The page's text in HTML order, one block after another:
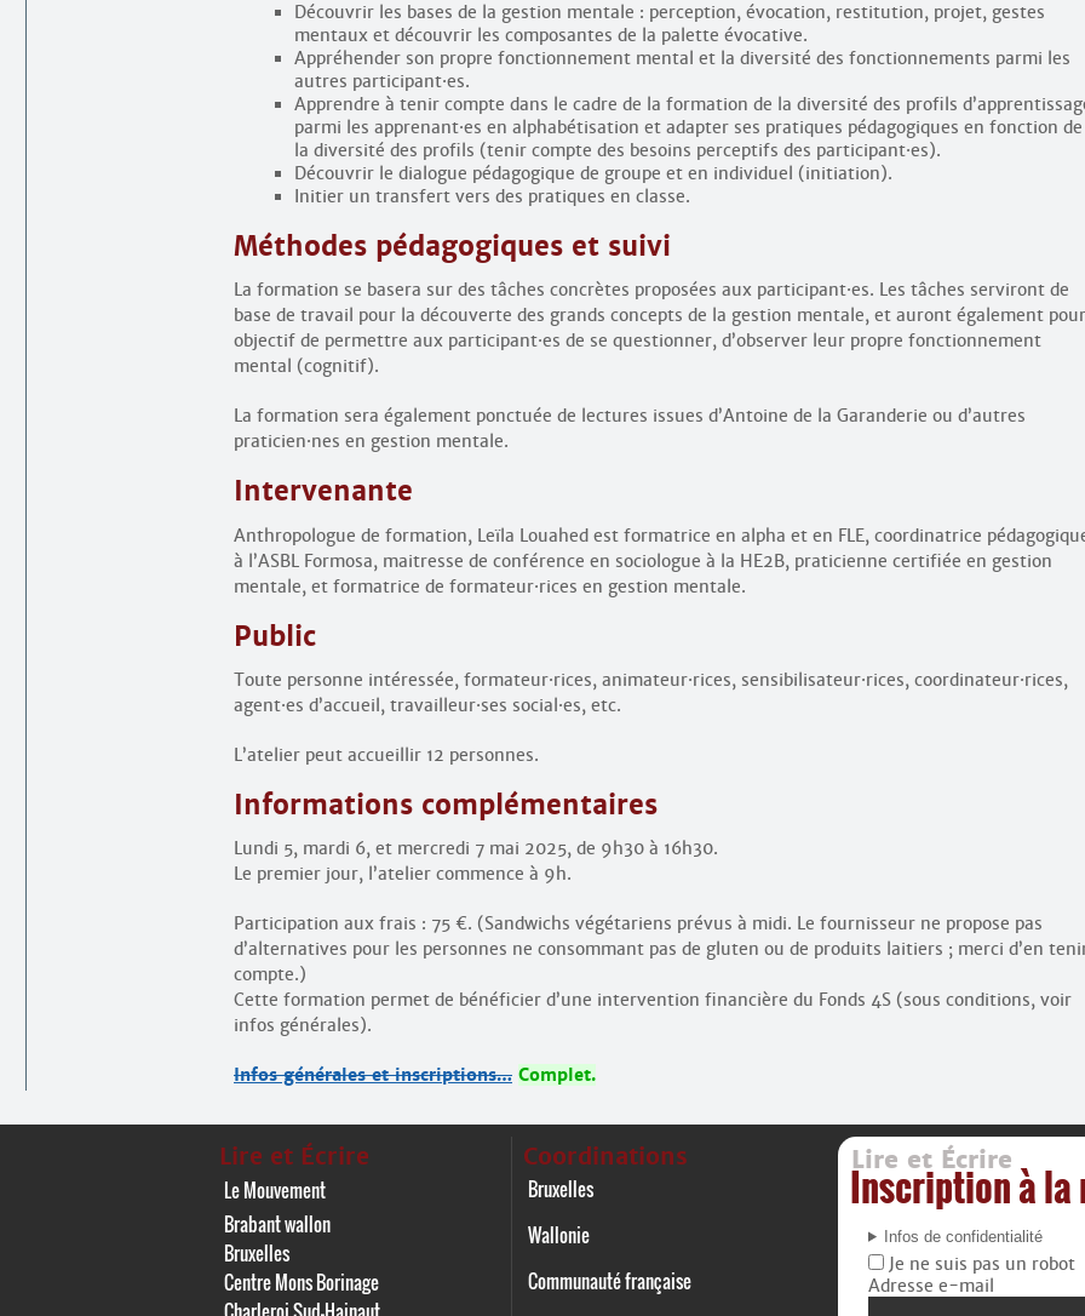
Découvrir les bases de la gestion mentale : perception, évocation, restitution, projet, gestes
mentaux et découvrir les composantes de la palette évocative.
Appréhender son propre fonctionnement mental et la diversité des fonctionnements parmi les
autres participant·es.
Apprendre à tenir compte dans le cadre de la formation de la diversité des profils
parmi les apprenant·es en alphabétisation et adapter ses pratiques pédagogiques en fonction de
la diversité des profils (tenir compte des besoins perceptifs des participant·es).
Découvrir le dialogue pédagogique de groupe et en individuel (initiation).
Initier un transfert vers des pratiques en classe.
Méthodes pédagogiques et suivi
La formation se basera sur des tâches concrètes proposées aux participant·es. Les tâches serviront de
base de travail pour la découverte des grands concepts de la gestion mentale, et auront également pour
objectif de permettre aux participant·es de se questionner, d’observer leur propre fonctionnement
mental (cognitif).
La formation sera également ponctuée de lectures issues d’Antoine de la Garanderie ou d’autres
praticien·nes en gestion mentale.
Intervenante
Anthropologue de formation, Leïla Louahed est formatrice en alpha et en FLE, coordinatrice
à l’ASBL Formosa, maitresse de conférence en sociologue à la HE2B, praticienne certifiée en gestion
mentale, et formatrice de formateur·rices en gestion mentale.
Public
Toute personne intéressée, formateur·rices, animateur·rices, sensibilisateur·rices, coordinateur·rices,
agent·es d’accueil, travailleur·ses social·es, etc.
L’atelier peut accueillir 12 personnes.
Informations complémentaires
Lundi 5, mardi 6, et mercredi 7 mai 2025, de 9h30 à 16h30.
Le premier jour, l’atelier commence à 9h.
Participation aux frais : 75 €. (Sandwichs végétariens prévus à midi. Le fournisseur ne propose pas
d’alternatives pour les personnes ne consommant pas de gluten ou de produits laitiers ; merci d’en
compte.)
Cette formation permet de bénéficier d’une intervention financière du Fonds 4S (sous conditions, voir
infos générales).
Infos générales et inscriptions… Complet.
Lire et Écrire
Le Mouvement
Brabant wallon
Bruxelles
Centre Mons Borinage
Coordinations
Bruxelles
Wallonie
Communauté française
Lire et Écrire
Inscription à la
Infos de confidentialité
Je ne suis pas un robot
Adresse e-mail